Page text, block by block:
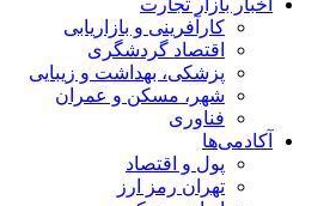
اخبار بازار تجارت
کارآفرینی و بازاریابی
اقتصاد گردشگری
پزشکی، بهداشت و زیبایی
شهر، مسکن و عمران
فناوری
آکادمی‌ها
پول و اقتصاد
تهران رمز ارز